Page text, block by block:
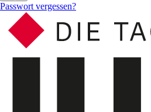
Passwort vergessen?